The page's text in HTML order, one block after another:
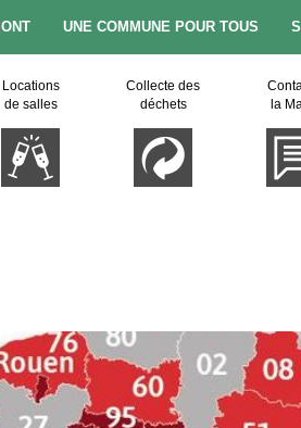
UNE COMMUNE POUR TOUS
Locations
de salles
Collecte des
déchets
la